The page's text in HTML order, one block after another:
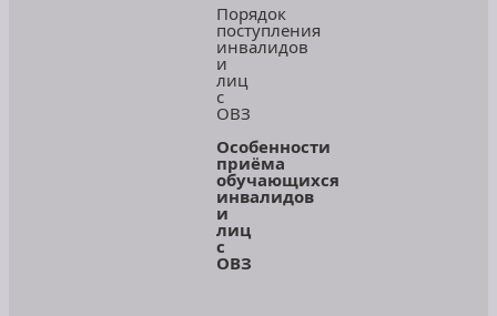
Порядок
поступления
инвалидов
и
лиц
с
ОВЗ
Особенности
приёма
обучающихся
инвалидов
и
лиц
с
ОВЗ